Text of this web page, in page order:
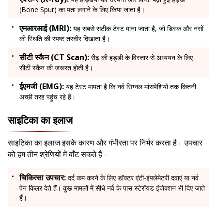
(Bone Spur) का पता लगाने के लिए किया जाता है।
एमआरआई (MRI): यह सबसे सटीक टेस्ट माना जाता है, जो डिस्क और नसों
की स्थिति की स्पष्ट तस्वीर दिखाता है।
सीटी स्कैन (CT Scan): रीढ़ की हड्डी के विस्तार से अध्ययन के लिए
सीटी स्कैन की जरूरत होती है।
ईएमजी (EMG): यह टेस्ट मापता है कि नर्व सिग्नल मांसपेशियों तक कितनी
अच्छी तरह पहुंच रहे हैं।
साइटिका का इलाज
साइटिका का इलाज इसके कारण और गंभीरता पर निर्भर करता है। उपचार
को हम तीन श्रेणियों में बाँट सकते हैं -
चिकित्सा उपचार: दर्द कम करने के लिए डॉक्टर एंटी-इंफ्लेमेटरी दवाएं या नर्व
पेन किलर देते हैं। कुछ मामलों में सीधे नर्व के पास स्टेरॉयड इंजेक्शन भी दिए जाते
हैं।